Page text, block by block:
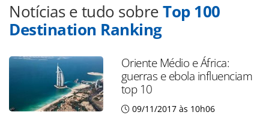
Notícias e tudo sobreTop 100
Destination Ranking
Oriente Médio e África:
guerras e ebola influenciam
top 10
09/11/2017 às 10h06